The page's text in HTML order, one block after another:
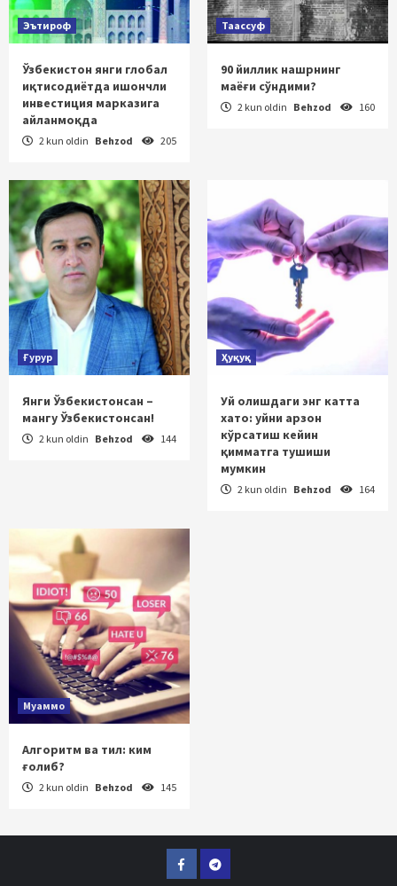
Эътироф
Ўзбекистон янги глобал
иқтисодиётда ишончли
инвестиция марказига
айланмоқда
2 kun oldin Behzod 205
Таассуф
90 йиллик нашрнинг
маёғи сўндими?
2 kun oldin Behzod 160
Ғурур
Янги Ўзбекистонсан –
мангу Ўзбекистонсан!
2 kun oldin Behzod 144
Ҳуқуқ
Уй олишдаги энг катта
хато: уйни арзон
кўрсатиш кейин
қимматга тушиши
мумкин
2 kun oldin Behzod 164
Муаммо
Алгоритм ва тил: ким
ғолиб?
2 kun oldin Behzod 145
FacebookTelegram